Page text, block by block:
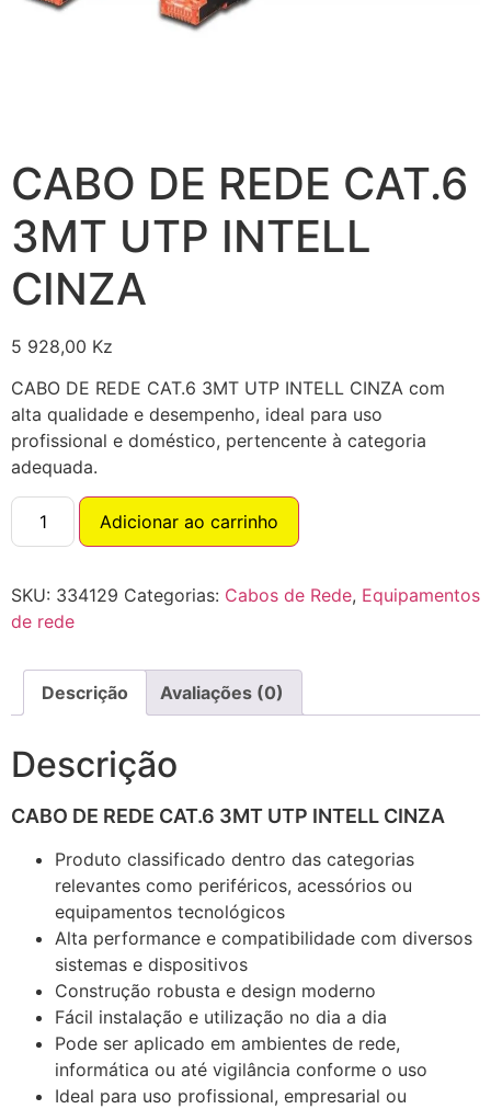
CABO DE REDE CAT.6
3MT UTP INTELL
CINZA
5 928,00 Kz
CABO DE REDE CAT.6 3MT UTP INTELL CINZA com
alta qualidade e desempenho, ideal para uso
profissional e doméstico, pertencente à categoria
adequada.
Adicionar ao carrinho
SKU: 334129 Categorias: Cabos de Rede, Equipamentos
de rede
Descrição Avaliações (0)
Descrição
CABO DE REDE CAT.6 3MT UTP INTELL CINZA
Produto classificado dentro das categorias
relevantes como periféricos, acessórios ou
equipamentos tecnológicos
Alta performance e compatibilidade com diversos
sistemas e dispositivos
Construção robusta e design moderno
Fácil instalação e utilização no dia a dia
Pode ser aplicado em ambientes de rede,
informática ou até vigilância conforme o uso
Ideal para uso profissional, empresarial ou